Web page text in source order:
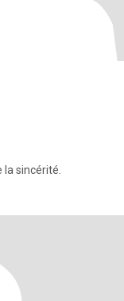
sincérité.